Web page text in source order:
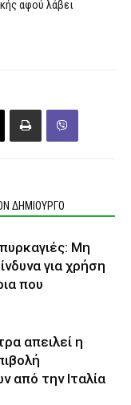
αφού λάβει
ΔΗΜΙΟΥΡΓΟ
Μη
για χρήση
που
απειλεί η
από την Ιταλία